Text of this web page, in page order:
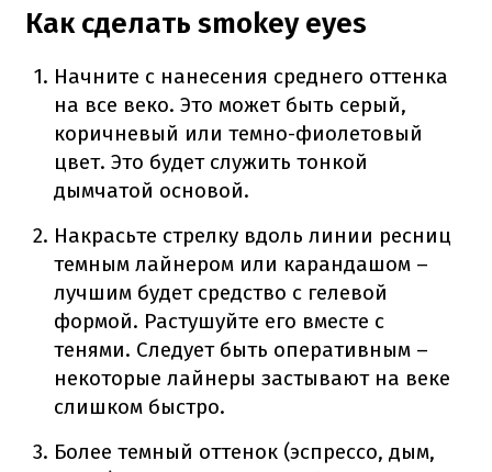
Как сделать smokey eyes
Начните с нанесения среднего оттенка
на все веко. Это может быть серый,
коричневый или темно-фиолетовый
цвет. Это будет служить тонкой
дымчатой основой.
Накрасьте стрелку вдоль линии ресниц
темным лайнером или карандашом –
лучшим будет средство с гелевой
формой. Растушуйте его вместе с
тенями. Следует быть оперативным –
некоторые лайнеры застывают на веке
слишком быстро.
Более темный оттенок (эспрессо, дым,